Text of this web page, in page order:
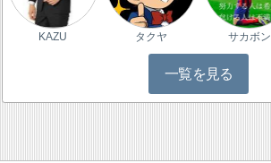
KAZU タクヤ サカボン
一覧を見る